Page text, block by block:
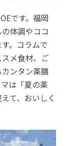
です。福岡
体調やココ
。コラムで
メ食材、ご
ンタン薬膳
は「夏の薬
て、おいしく